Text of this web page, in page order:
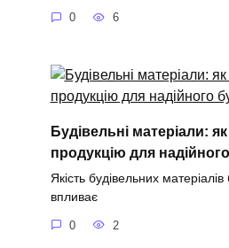
0 6
Будівельні матеріали:
продукцію для
Якість будівельних
впливає
0 2